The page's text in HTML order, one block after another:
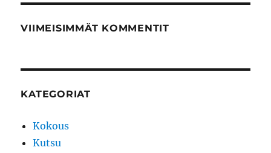
VIIMEISIMMÄT KOMMENTIT
KATEGORIAT
Kokous
Kutsu